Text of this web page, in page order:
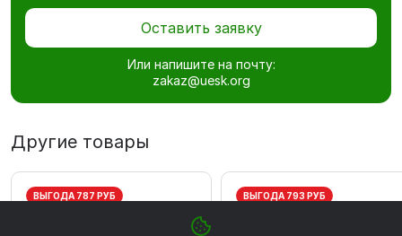
Оставить заявку
Или напишите на почту:
zakaz@uesk.org
Другие товары
ВЫГОДА 787 РУБ ВЫГОДА 793 РУБ